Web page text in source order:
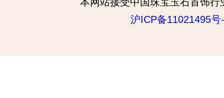
沪ICP备11021495号